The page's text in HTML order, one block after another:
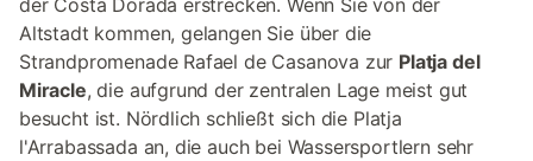
Altstadt kommen, gelangen Sie über die
Strandpromenade Rafael de Casanova zur Platja del
Miracle, die aufgrund der zentralen Lage meist gut
besucht ist. Nördlich schließt sich die Platja
l'Arrabassada an, die auch bei Wassersportlern sehr